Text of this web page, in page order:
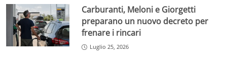
Carburanti, Meloni e Giorgetti
preparano un nuovo decreto per
frenare i rincari
Luglio 25, 2026